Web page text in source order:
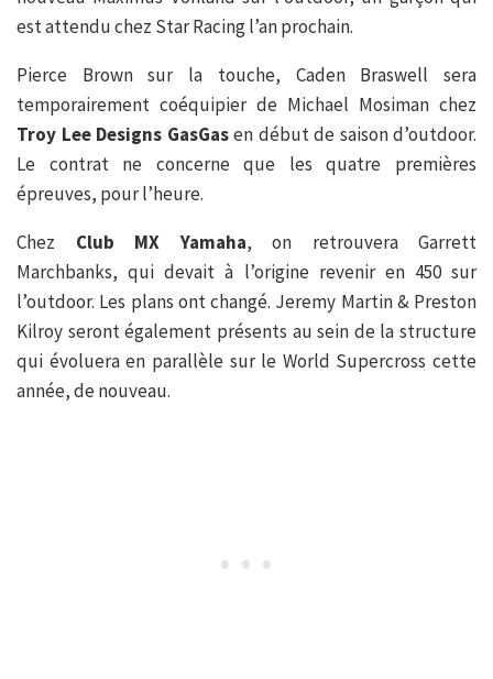
est attendu chez Star Racing l’an prochain.
Pierce Brown sur la touche, Caden Braswell sera
temporairement coéquipier de Michael Mosiman chez
Troy Lee Designs GasGasen début de saison d’outdoor.
Le contrat ne concerne que les quatre premières
épreuves, pour l’heure.
Chez Club MX Yamaha, on retrouvera Garrett
Marchbanks, qui devait à l’origine revenir en 450 sur
l’outdoor. Les plans ont changé. Jeremy Martin & Preston
Kilroy seront également présents au sein de la structure
qui évoluera en parallèle sur le World Supercross cette
année, de nouveau.